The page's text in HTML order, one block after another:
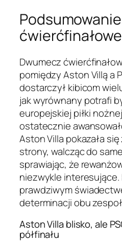
Dwumecz
pomiędzy Aston Villą a
dostarczył kibicom
jak wyrównany potrafi
europejskiej piłki
ostatecznie
Aston Villa pokazała
strony, walcząc do
sprawiając, że
niezwykle interesujące.
prawdziwym
determinacji obu
Aston Villa blisko, ale
półfinału